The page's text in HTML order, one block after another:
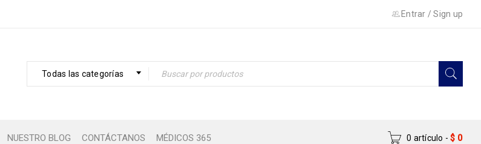
Entrar /Sign up
Todas las categorías
NUESTRO BLOG CONTÁCTANOS MÉDICOS 365 0 artículo - $ 0